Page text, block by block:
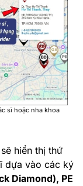
sĩ hoặc nha khoa
hiển thị thứ
dựa vào các ký
Diamond), PE